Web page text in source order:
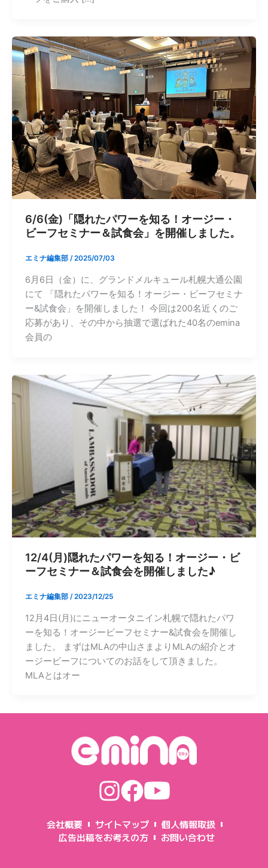
6/6(金)「隠れたパワーを知る！オージー・
ビーフセミナー＆試食会」を開催しました。
エミナ編集部 /2025/07/03
6月6日（金）に、グランドメルキュール札幌大通公園
にて 「隠れたパワーを知る！オージー・ビーフセミナ
ー&試食会」を開催しました！ 今回は200名近くのご
応募があり、その中から抽選で選ばれた40名のemina
会員の
12/4(月)隠れたパワーを知る！オージー・ビ
ーフセミナー＆試食会を開催しました♪
エミナ編集部 /2023/12/25
12月4日(月)にニューオータニイン札幌で隠れたパワ
ーを知る！オージービーフセミナー&試食会を開催し
ました。 まずはMLAの中山さまよりMLAの紹介とオ
ージービーフについてのお話をして頂きました。
MLAとはオー
会社概要 サイトマップ
個人情報取扱
広告出稿をお考えの方
お問い合わせ